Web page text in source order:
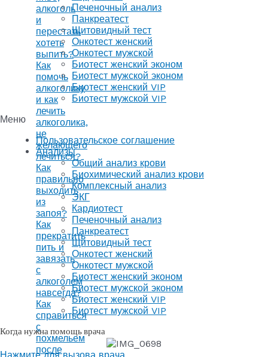
алкоголь
и
перестать
хотеть
выпить?
Как
помочь
алкоголику
и как
лечить
алкоголика,
не
желающего
лечиться?
Как
правильно
выходить
из
запоя?
Как
прекратить
пить и
завязать
с
алкоголем
навсегда?
Как
справиться
с
похмельем
после
Печеночный анализ
Панкреатест
Щитовидный тест
Онкотест женский
Онкотест мужской
Биотест женский эконом
Биотест мужской эконом
Биотест женский VIP
Биотест мужской VIP
Меню
Пользовательское соглашение
Анализы
Общий анализ крови
Биохимический анализ крови
Комплексный анализ
ЭКГ
Кардиотест
Печеночный анализ
Панкреатест
Щитовидный тест
Онкотест женский
Онкотест мужской
Биотест женский эконом
Биотест мужской эконом
Биотест женский VIP
Биотест мужской VIP
Когда нужна помощь врача
Нажмите для вызова врача